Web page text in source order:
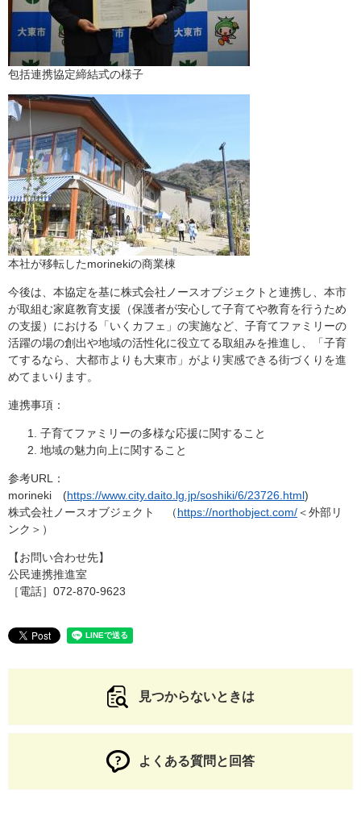
包括連携協定締結式の様子
本社が移転したmorinekiの商業棟
今後は、本協定を基に株式会社ノースオブジェクトと連携し、本市
が取組む家庭教育支援（保護者が安心して子育てや教育を行うため
の支援）における「いくカフェ」の実施など、子育てファミリーの
活躍の場の創出や地域の活性化に役立てる取組みを推進し、「子育
てするなら、大都市よりも大東市」がより実感できる街づくりを進
めてまいります。
連携事項：
子育てファミリーの多様な応援に関すること
地域の魅力向上に関すること
参考URL：
morineki (https://www.city.daito.lg.jp/soshiki/6/23726.html)
株式会社ノースオブジェクト （https://northobject.com/＜外部リ
ンク＞ ）
【お問い合わせ先】
公民連携推進室
［電話］072-870-9623
見つからないときは
よくある質問と回答